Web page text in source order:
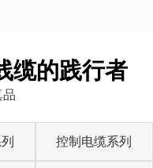
缆的践行者
品
控制电缆系列